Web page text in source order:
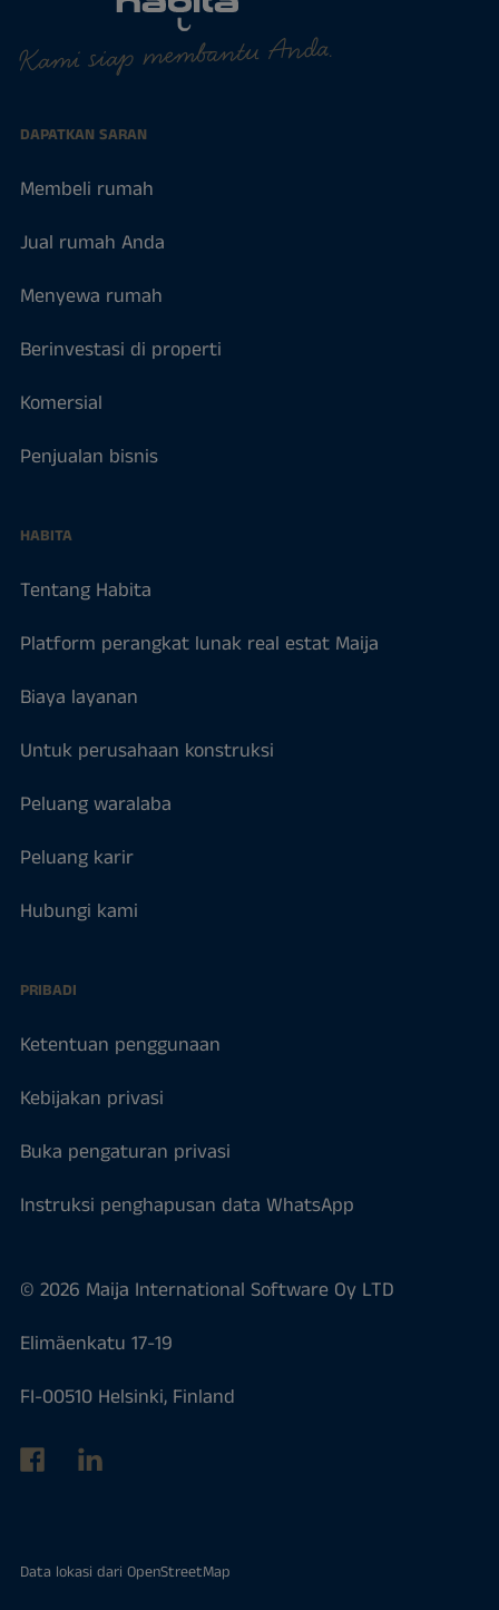
Kami siap membantu Anda.
DAPATKAN SARAN
Membeli rumah
Jual rumah Anda
Menyewa rumah
Berinvestasi di properti
Komersial
Penjualan bisnis
HABITA
Tentang Habita
Platform perangkat lunak real estat Maija
Biaya layanan
Untuk perusahaan konstruksi
Peluang waralaba
Peluang karir
Hubungi kami
PRIBADI
Ketentuan penggunaan
Kebijakan privasi
Buka pengaturan privasi
Instruksi penghapusan data WhatsApp
© 2026 Maija International Software Oy LTD
Elimäenkatu 17-19
FI-00510 Helsinki, Finland
Data lokasi dari OpenStreetMap